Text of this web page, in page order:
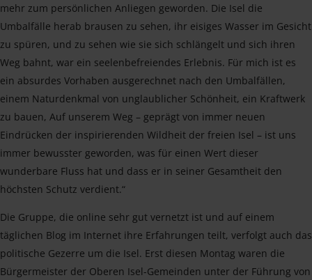
mehr zum persönlichen Anliegen geworden. Die Isel die
Umbalfälle herab brausen zu sehen, ihr eisiges Wasser im Gesicht
zu spüren, und zu sehen wie sie sich schlängelt und sich ihren
Weg bahnt, war ein seelenbefreiendes Erlebnis. Für mich ist es
ein absurdes Vorhaben ausgerechnet nach den Umbalfällen,
einem Naturdenkmal von unglaublicher Schönheit, ein Kraftwerk
zu bauen, Auf unserem Weg – geprägt von immer neuen
Eindrücken der inspirierenden Wildheit der freien Isel – ist uns
immer bewusster geworden, was für einen Wert dieser
wunderbare Fluss hat und dass er in seiner Gesamtheit den
höchsten Schutz verdient.“
Die Gruppe, die online sehr gut vernetzt ist und auf einem
täglichen Blog im Internet ihre Erfahrungen teilt, verfolgt auch das
politische Gezerre um die Isel. Erst diesen Montag waren die
Bürgermeister der Oberen Isel-Gemeinden unter der Führung von